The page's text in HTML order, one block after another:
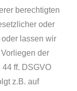
berechtigten
oder
lassen wir
der
44 ff. DSGVO
z.B. auf